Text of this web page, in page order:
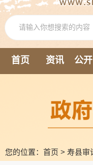
首页 资讯 公开
您的位置： 首页 > 寿县审